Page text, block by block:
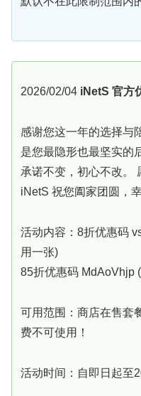
2026/02/04 iNetS 官方
感谢您这一年的选择与
是您最隐形也最坚实的
承诺不变，初心不改。
iNetS 祝您阖家团圆，
活动内容：8折优惠码
用一张)
85折优惠码 MdAoVhjp
可用范围：商店在售套
费不可使用！
活动时间：自即日起至